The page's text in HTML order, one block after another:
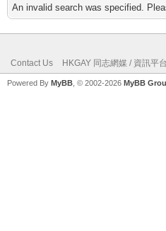
An invalid search was specified.
Contact Us HKGAY 同志網媒 / 資訊平台
Powered By MyBB , © 2002-2026 MyBB